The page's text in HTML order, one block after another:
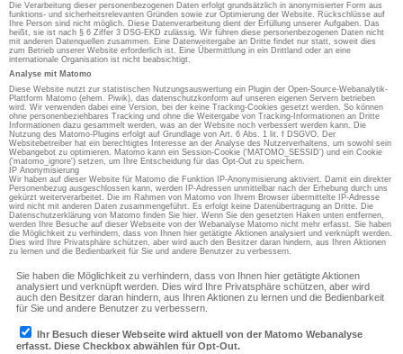
Die Verarbeitung dieser personenbezogenen Daten erfolgt grundsätzlich in anonymisierter Form aus
funktions- und sicherheitsrelevanten Gründen sowie zur Optimierung der Website. Rückschlüsse auf
Ihre Person sind nicht möglich. Diese Datenverarbeitung dient der Erfüllung unserer Aufgaben. Das
heißt, sie ist nach § 6 Ziffer 3 DSG-EKD zulässig. Wir führen diese personenbezogenen Daten nicht
mit anderen Datenquellen zusammen. Eine Datenweitergabe an Dritte findet nur statt, soweit dies
zum Betrieb unserer Website erforderlich ist. Eine Übermittlung in ein Drittland oder an eine
internationale Organisation ist nicht beabsichtigt.
Analyse mit Matomo
Diese Website nutzt zur statistischen Nutzungsauswertung ein Plugin der Open-Source-Webanalytik-
Plattform Matomo (ehem. Piwik), das datenschutzkonform auf unseren eigenen Servern betrieben
wird. Wir verwenden dabei eine Version, bei der keine Tracking-Cookies gesetzt werden. So können
ohne personenbeziehbares Tracking und ohne die Weitergabe von Tracking-Informationen an Dritte
Informationen dazu gesammelt werden, was an der Website noch verbessert werden kann. Die
Nutzung des Matomo-Plugins erfolgt auf Grundlage von Art. 6 Abs. 1 lit. f DSGVO. Der
Websitebetreiber hat ein berechtigtes Interesse an der Analyse des Nutzerverhaltens, um sowohl sein
Webangebot zu optimieren. Matomo kann ein Session-Cookie ('MATOMO_SESSID') und ein Cookie
('matomo_ignore') setzen, um Ihre Entscheidung für das Opt-Out zu speichern.
IP Anonymisierung
Wir haben auf dieser Website für Matomo die Funktion IP-Anonymisierung aktiviert. Damit ein direkter
Personenbezug ausgeschlossen kann, werden IP-Adressen unmittelbar nach der Erhebung durch uns
gekürzt weiterverarbeitet. Die im Rahmen von Matomo von Ihrem Browser übermittelte IP-Adresse
wird nicht mit anderen Daten zusammengeführt. Es erfolgt keine Datenübertragung an Dritte. Die
Datenschutzerklärung von Matomo finden Sie hier. Wenn Sie den gesetzten Haken unten entfernen,
werden Ihre Besuche auf dieser Webseite von der Webanalyse Matomo nicht mehr erfasst. Sie haben
die Möglichkeit zu verhindern, dass von Ihnen hier getätigte Aktionen analysiert und verknüpft werden.
Dies wird Ihre Privatsphäre schützen, aber wird auch den Besitzer daran hindern, aus Ihren Aktionen
zu lernen und die Bedienbarkeit für Sie und andere Benutzer zu verbessern.